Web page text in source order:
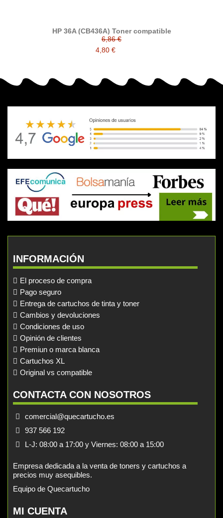
HP 36A (CB436A) Toner compatible
6,86 €
4,80 €
INFORMACIÓN
El proceso de compra
Pago seguro
Entrega de cartuchos de tinta y toner
Cambios y devoluciones
Condiciones de uso
Opinión de clientes
Premiun o marca blanca
Cartuchos XL
Original vs compatible
CONTACTA CON NOSOTROS
comercial@quecartucho.es
937 566 192
L-J: 08:00 a 17:00 y Viernes: 08:00 a 15:00
Empresa dedicada a la venta de toners y cartuchos a
precios muy asequibles.
Equipo de Quecartucho
MI CUENTA